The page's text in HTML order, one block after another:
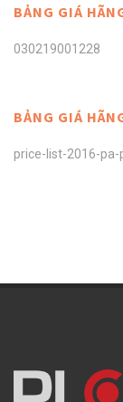
BẢNG GIÁ
030219001228
BẢNG GIÁ
price-list-2016-pa-